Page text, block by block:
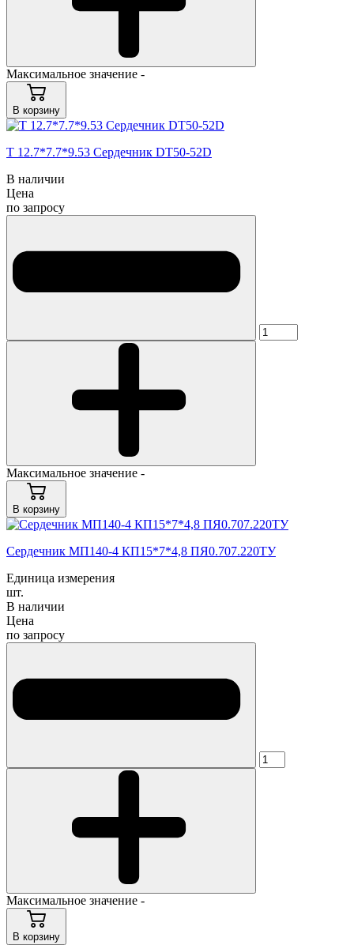
Максимальное значение -
В корзину
T 12.7*7.7*9.53 Сердечник DT50-52D
В наличии
Цена
по запросу
Максимальное значение -
В корзину
Cердечник МП140-4 КП15*7*4,8 ПЯ0.707.220ТУ
Единица измерения
шт.
В наличии
Цена
по запросу
Максимальное значение -
В корзину